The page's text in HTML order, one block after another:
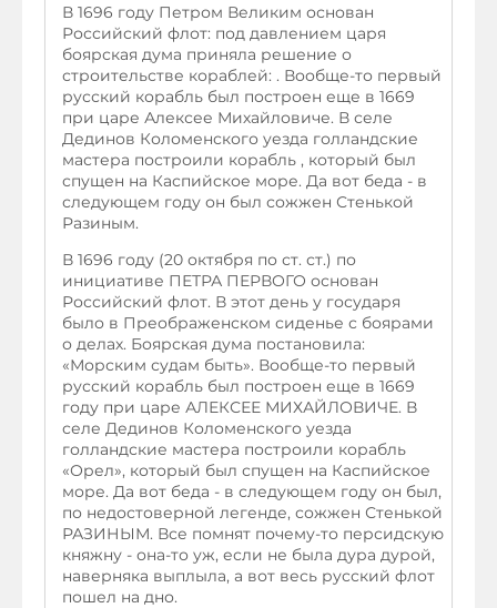
В 1696 году Петром Великим основан
Российский флот: под давлением царя
боярская дума приняла решение о
строительстве кораблей: . Вообще-то первый
русский корабль был построен еще в 1669
при царе Алексее Михайловиче. В селе
Дединов Коломенского уезда голландские
мастера построили корабль , который был
спущен на Каспийское море. Да вот беда - в
следующем году он был сожжен Стенькой
Разиным.
В 1696 году (20 октября по ст. ст.) по
инициативе ПЕТРА ПЕРВОГО основан
Российский флот. В этот день у государя
было в Преображенском сиденье с боярами
о делах. Боярская дума постановила:
«Морским судам быть». Вообще-то первый
русский корабль был построен еще в 1669
году при царе АЛЕКСЕЕ МИХАЙЛОВИЧЕ. В
селе Дединов Коломенского уезда
голландские мастера построили корабль
«Орел», который был спущен на Каспийское
море. Да вот беда - в следующем году он был,
по недостоверной легенде, сожжен Стенькой
РАЗИНЫМ. Все помнят почему-то персидскую
княжну - она-то уж, если не была дура дурой,
наверняка выплыла, а вот весь русский флот
пошел на дно.